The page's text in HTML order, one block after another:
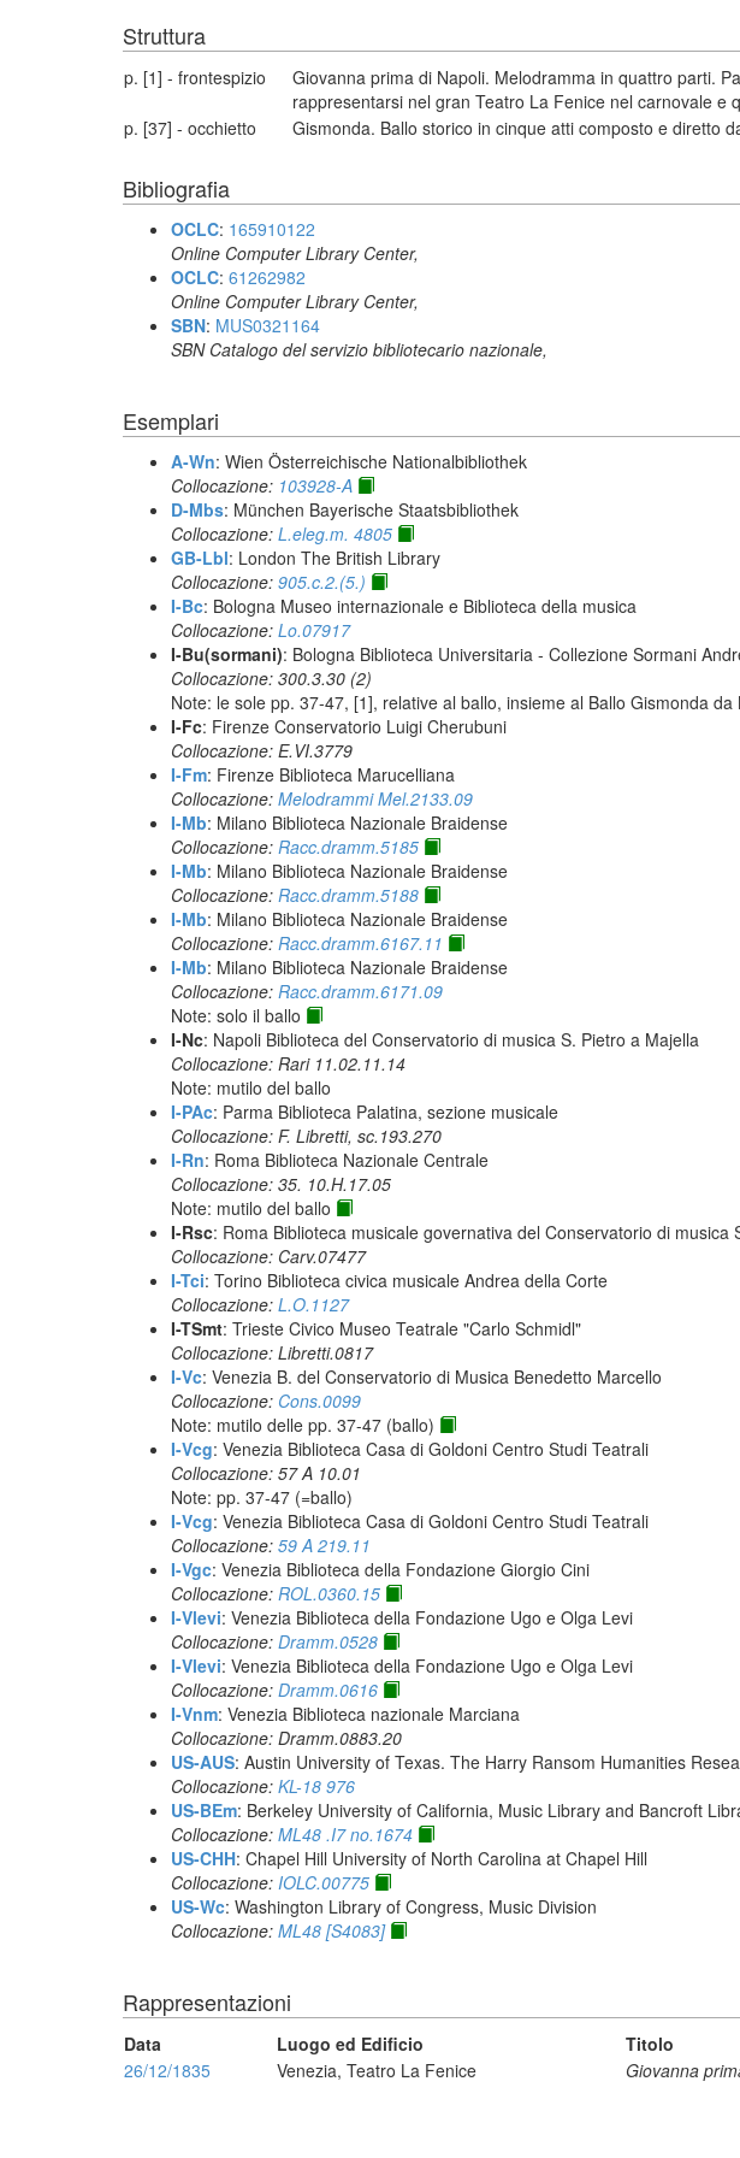
Struttura
p. [1] - frontespizio
Giovanna prima di Napoli. Melodramma in quattro parti.
rappresentarsi nel gran Teatro La Fenice nel carnovale
p. [37] - occhietto
Gismonda. Ballo storico in cinque atti composto e diretto
Bibliografia
OCLC: 165910122
Online Computer Library Center,
OCLC: 61262982
Online Computer Library Center,
SBN: MUS0321164
SBN Catalogo del servizio bibliotecario nazionale,
Esemplari
A-Wn: Wien Österreichische Nationalbibliothek
Collocazione: 103928-A
D-Mbs: München Bayerische Staatsbibliothek
Collocazione: L.eleg.m. 4805
GB-Lbl: London The British Library
Collocazione: 905.c.2.(5.)
I-Bc: Bologna Museo internazionale e Biblioteca della musica
Collocazione: Lo.07917
I-Bu(sormani): Bologna Biblioteca Universitaria - Collezione Sormani
Collocazione: 300.3.30 (2)
Note: le sole pp. 37-47, [1], relative al ballo, insieme al Ballo Gismonda
I-Fc: Firenze Conservatorio Luigi Cherubuni
Collocazione: E.VI.3779
I-Fm: Firenze Biblioteca Marucelliana
Collocazione: Melodrammi Mel.2133.09
I-Mb: Milano Biblioteca Nazionale Braidense
Collocazione: Racc.dramm.5185
I-Mb: Milano Biblioteca Nazionale Braidense
Collocazione: Racc.dramm.5188
I-Mb: Milano Biblioteca Nazionale Braidense
Collocazione: Racc.dramm.6167.11
I-Mb: Milano Biblioteca Nazionale Braidense
Collocazione: Racc.dramm.6171.09
Note: solo il ballo
I-Nc: Napoli Biblioteca del Conservatorio di musica S. Pietro a Majella
Collocazione: Rari 11.02.11.14
Note: mutilo del ballo
I-PAc: Parma Biblioteca Palatina, sezione musicale
Collocazione: F. Libretti, sc.193.270
I-Rn: Roma Biblioteca Nazionale Centrale
Collocazione: 35. 10.H.17.05
Note: mutilo del ballo
I-Rsc: Roma Biblioteca musicale governativa del Conservatorio di musica
Collocazione: Carv.07477
I-Tci: Torino Biblioteca civica musicale Andrea della Corte
Collocazione: L.O.1127
I-TSmt: Trieste Civico Museo Teatrale "Carlo Schmidl"
Collocazione: Libretti.0817
I-Vc: Venezia B. del Conservatorio di Musica Benedetto Marcello
Collocazione: Cons.0099
Note: mutilo delle pp. 37-47 (ballo)
I-Vcg: Venezia Biblioteca Casa di Goldoni Centro Studi Teatrali
Collocazione: 57 A 10.01
Note: pp. 37-47 (=ballo)
I-Vcg: Venezia Biblioteca Casa di Goldoni Centro Studi Teatrali
Collocazione: 59 A 219.11
I-Vgc: Venezia Biblioteca della Fondazione Giorgio Cini
Collocazione: ROL.0360.15
I-Vlevi: Venezia Biblioteca della Fondazione Ugo e Olga Levi
Collocazione: Dramm.0528
I-Vlevi: Venezia Biblioteca della Fondazione Ugo e Olga Levi
Collocazione: Dramm.0616
I-Vnm: Venezia Biblioteca nazionale Marciana
Collocazione: Dramm.0883.20
US-AUS: Austin University of Texas. The Harry Ransom Humanities
Collocazione: KL-18 976
US-BEm: Berkeley University of California, Music Library and Bancroft
Collocazione: ML48 .I7 no.1674
US-CHH: Chapel Hill University of North Carolina at Chapel Hill
Collocazione: IOLC.00775
US-Wc: Washington Library of Congress, Music Division
Collocazione: ML48 [S4083]
Rappresentazioni
Data Luogo ed Edificio Titolo
26/12/1835
Venezia, Teatro La Fenice Giovanna